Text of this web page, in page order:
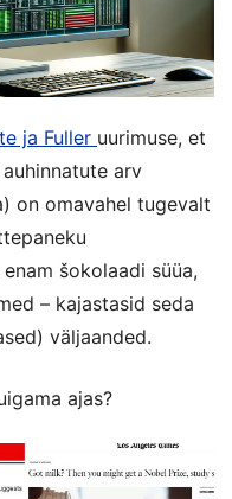
ja Fuller uurimuse, et
arv
on omavahel tugevalt
šokolaadi süüa,
– kajastasid seda
väljaanded.
ajas?